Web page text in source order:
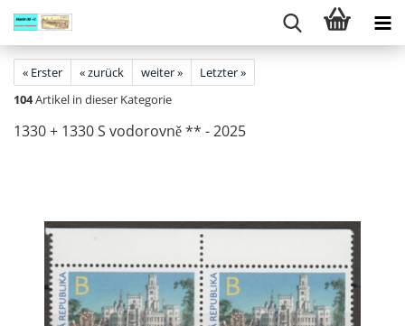
« Erster « zurück weiter »
Letzter »
104Artikel in dieser Kategorie
1330 + 1330 S vo­do­rovně ** - 2025